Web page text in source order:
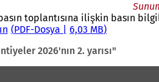
toplantısına ilişkin basın
PDF-Dosya 6,03 MB
2026'nın 2. yarısı"